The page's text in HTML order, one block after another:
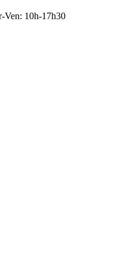
Ven: 10h-17h30